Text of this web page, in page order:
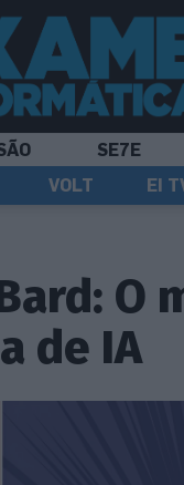
SE7E
VOLT EI
O
de IA